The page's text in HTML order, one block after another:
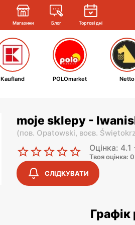
Магазини Блог Торгові дні
Kaufland POLOmarket Netto
moje sklepy -
(пов. Opatowski, воєв.
Оцінка: 4.1
Твоя оцінка:
СЛІДКУВАТИ
Графік